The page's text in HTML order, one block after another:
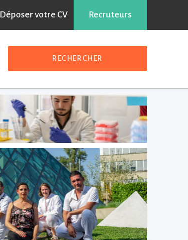
Déposer votre CV Recruteurs
Partager sur :
RECHERCHER